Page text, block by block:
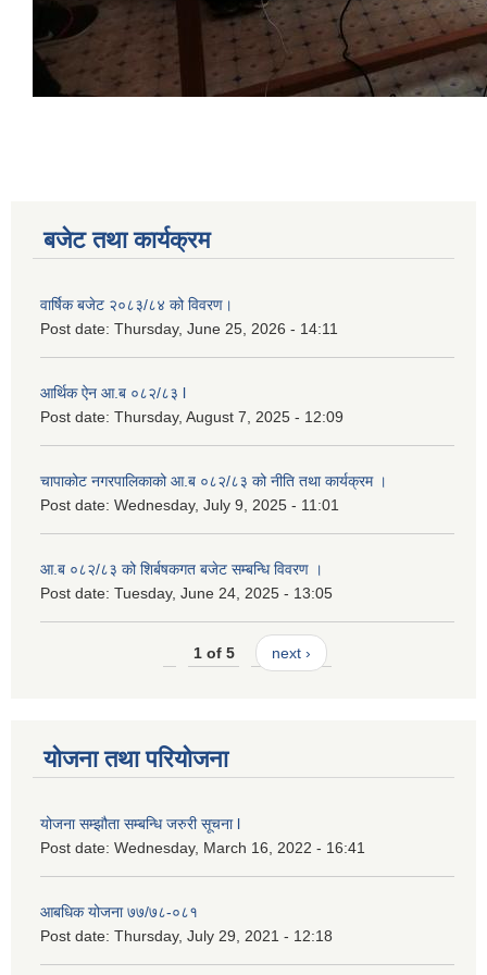
बजेट तथा कार्यक्रम
वार्षिक बजेट २०८३/८४ को विवरण।
Post date: Thursday, June 25, 2026 - 14:11
आर्थिक ऐन आ.ब ०८२/८३ l
Post date: Thursday, August 7, 2025 - 12:09
चापाकोट नगरपालिकाको आ.ब ०८२/८३ को नीति तथा कार्यक्रम ।
Post date: Wednesday, July 9, 2025 - 11:01
आ.ब ०८२/८३ को शिर्बषकगत बजेट सम्बन्धि विवरण ।
Post date: Tuesday, June 24, 2025 - 13:05
1 of 5 next ›
योजना तथा परियोजना
योजना सम्झौता सम्बन्धि जरुरी सूचना l
Post date: Wednesday, March 16, 2022 - 16:41
आबधिक योजना ७७/७८-०८१
Post date: Thursday, July 29, 2021 - 12:18